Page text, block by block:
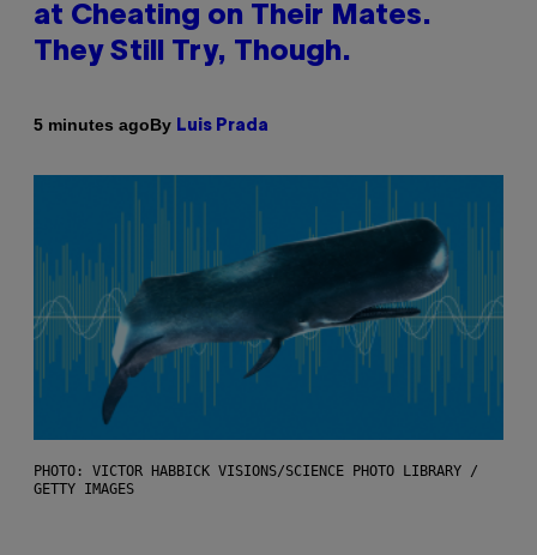
at Cheating on Their Mates.
They Still Try, Though.
5 minutes agoBy Luis Prada
PHOTO: VICTOR HABBICK VISIONS/SCIENCE PHOTO LIBRARY /
GETTY IMAGES